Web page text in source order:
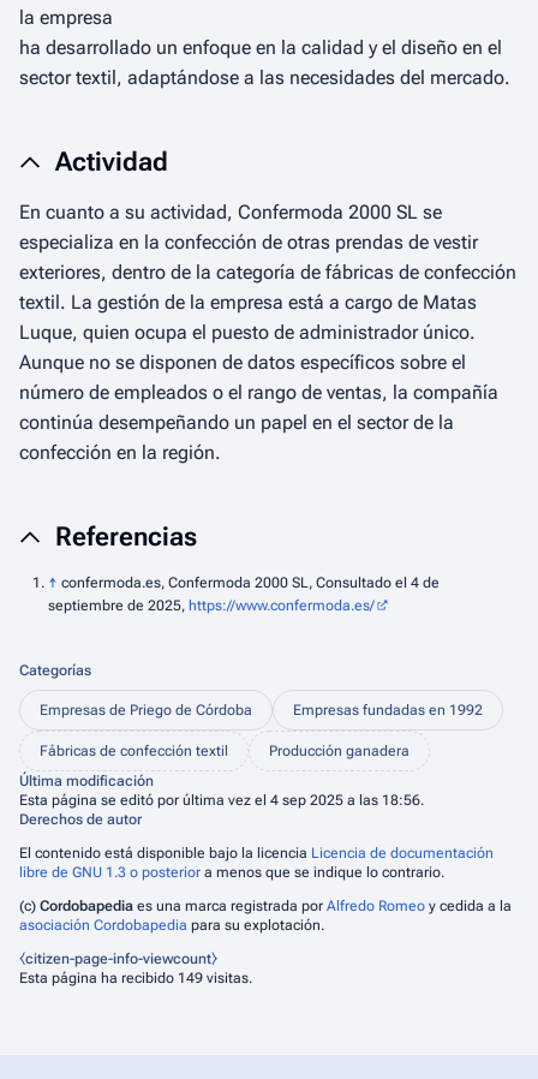
la empresa
ha desarrollado un enfoque en la calidad y el diseño en el
sector textil, adaptándose a las necesidades del mercado.
Actividad
En cuanto a su actividad, Confermoda 2000 SL se
especializa en la confección de otras prendas de vestir
exteriores, dentro de la categoría de fábricas de confección
textil. La gestión de la empresa está a cargo de Matas
Luque, quien ocupa el puesto de administrador único.
Aunque no se disponen de datos específicos sobre el
número de empleados o el rango de ventas, la compañía
continúa desempeñando un papel en el sector de la
confección en la región.
Referencias
↑ confermoda.es, Confermoda 2000 SL, Consultado el 4 de
septiembre de 2025, https://www.confermoda.es/
Categorías
Empresas de Priego de Córdoba Empresas fundadas en 1992
Fábricas de confección textil
Producción ganadera
Última modificación
Esta página se editó por última vez el 4 sep 2025 a las 18:56.
Derechos de autor
El contenido está disponible bajo la licencia Licencia de documentación
libre de GNU 1.3 o posterior a menos que se indique lo contrario.
(c) Cordobapedia es una marca registrada por Alfredo Romeo y cedida a la
asociación Cordobapedia para su explotación.
⧼citizen-page-info-viewcount⧽
Esta página ha recibido 149 visitas.